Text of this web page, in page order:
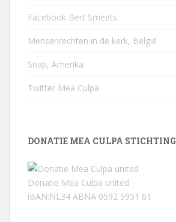
Facebook Bert Smeets
Mensenrechten in de kerk, België
Snap, Amerika
Twitter Mea Culpa
DONATIE MEA CULPA STICHTING
Donatie Mea Culpa united
iBAN:NL34 ABNA 0592 5951 61